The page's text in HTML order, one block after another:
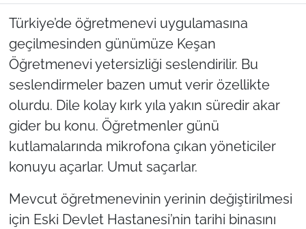
Türkiye’de öğretmenevi uygulamasına
geçilmesinden günümüze Keşan
Öğretmenevi yetersizliği seslendirilir. Bu
seslendirmeler bazen umut verir özellikte
olurdu. Dile kolay kırk yıla yakın süredir akar
gider bu konu. Öğretmenler günü
kutlamalarında mikrofona çıkan yöneticiler
konuyu açarlar. Umut saçarlar.
Mevcut öğretmenevinin yerinin değiştirilmesi
için Eski Devlet Hastanesi’nin tarihi binasını
SPOR
YAŞAM
EDİRNE
TEKİRDAĞ
KIRKLARELİ
ÇANAKKALE